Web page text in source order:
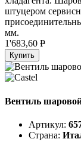
штуцером
мм.
1'683,60 P
Купить
Вентиль
Артикул:
Страна: